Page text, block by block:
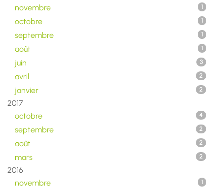
novembre 1
octobre 1
septembre 1
août 1
juin 3
avril 2
janvier 2
2017
octobre
4
septembre 2
août 2
mars 2
2016
novembre
1